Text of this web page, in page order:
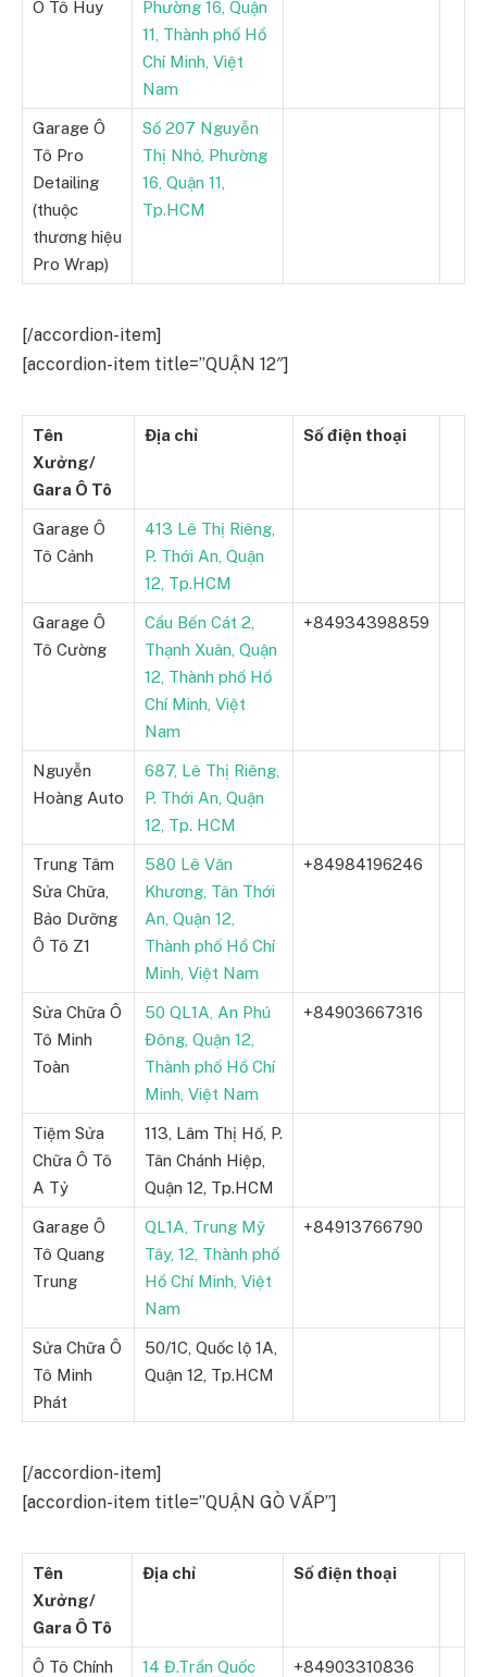
Ô Tô Huy
Phường 16, Quận
11, Thành phố Hồ
Chí Minh, Việt
Nam
Garage Ô
Tô Pro
Detailing
(thuộc
thương hiệu
Pro Wrap)
Số 207 Nguyễn
Thị Nhỏ, Phường
16, Quận 11,
Tp.HCM
[/accordion-item]
[accordion-item title=”QUẬN 12″]
Tên
Xưởng/
Gara Ô Tô
Địa chỉ Số điện thoại
Garage Ô
Tô Cảnh
413 Lê Thị Riêng,
P. Thới An, Quận
12, Tp.HCM
Garage Ô
Tô Cường
Cầu Bến Cát 2,
Thạnh Xuân, Quận
12, Thành phố Hồ
Chí Minh, Việt
Nam
+84934398859
Nguyễn
Hoàng Auto
687, Lê Thị Riêng,
P. Thới An, Quận
12, Tp. HCM
Trung Tâm
Sửa Chữa,
Bảo Dưỡng
Ô Tô Z1
580 Lê Văn
Khương, Tân Thới
An, Quận 12,
Thành phố Hồ Chí
Minh, Việt Nam
+84984196246
Sửa Chữa Ô
Tô Minh
Toàn
50 QL1A, An Phú
Đông, Quận 12,
Thành phố Hồ Chí
Minh, Việt Nam
+84903667316
Tiệm Sửa
Chữa Ô Tô
A Tỷ
113, Lâm Thị Hố, P.
Tân Chánh Hiệp,
Quận 12, Tp.HCM
Garage Ô
Tô Quang
Trung
QL1A, Trung Mỹ
Tây, 12, Thành phố
Hồ Chí Minh, Việt
Nam
+84913766790
Sửa Chữa Ô
Tô Minh
Phát
50/1C, Quốc lộ 1A,
Quận 12, Tp.HCM
[/accordion-item]
[accordion-item title=”QUẬN GÒ VẤP”]
Tên
Xưởng/
Gara Ô Tô
Địa chỉ Số điện thoại
Ô Tô Chính
14 Đ.Trần Quốc
+84903310836